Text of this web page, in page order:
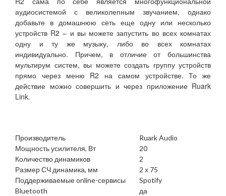
аудиосистемой с великолепным звучанием, однако
добавьте в домашнюю сеть еще одну или несколько
устройств R2 – и вы можете запустить во всех комнатах
одну и ту же музыку, либо во всех комнатах
индивидуально. Причем, в отличие от большинства
мультирум систем, вы можете создать группу устройств
прямо через меню R2 на самом устройстве. То же
действие можно совершить и через приложение Ruark
Link.
Производитель
Ruark Audio
Мощность усилителя, Вт
20
Количество динамиков
2
Размер СЧ динамика, мм
2 х 75
Поддерживаемые online-сервисы
Spotify
Bluetooth
да